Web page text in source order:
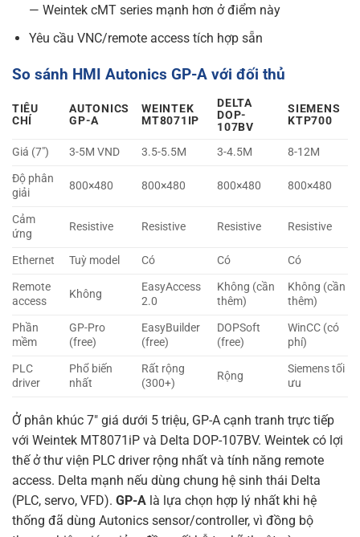
— Weintek cMT series mạnh hơn ở điểm này
Yêu cầu VNC/remote access tích hợp sẵn
So sánh HMI Autonics GP-A với đối thủ
TIÊU
CHÍ
AUTONICS
GP-A
WEINTEK
MT8071IP
DELTA
DOP-
107BV
SIEMENS
KTP700
Giá (7″) 3-5M VND 3.5-5.5M 3-4.5M
8-12M
Độ phân
giải
800×480 800×480 800×480 800×480
Cảm
ứng
Resistive Resistive Resistive Resistive
Ethernet Tuỳ model Có Có
Có
Remote
access
Không
EasyAccess
2.0
Không (cần
thêm)
Không (cần
thêm)
Phần
mềm
GP-Pro
(free)
EasyBuilder
(free)
DOPSoft
(free)
WinCC (có
phí)
PLC
driver
Phổ biến
nhất
Rất rộng
(300+)
Rộng
Siemens tối
ưu
Ở phân khúc 7″ giá dưới 5 triệu, GP-A cạnh tranh trực tiếp
với Weintek MT8071iP và Delta DOP-107BV. Weintek có lợi
thế ở thư viện PLC driver rộng nhất và tính năng remote
access. Delta mạnh nếu dùng chung hệ sinh thái Delta
(PLC, servo, VFD). GP-A là lựa chọn hợp lý nhất khi hệ
thống đã dùng Autonics sensor/controller, vì đồng bộ